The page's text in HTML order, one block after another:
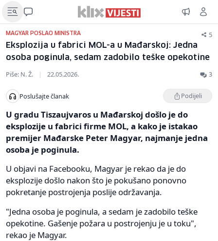
MAGYAR POSLAO MINISTRA 5
Eksplozija u fabrici MOL-a u Mađarskoj: Jedna
osoba poginula, sedam zadobilo teške opekotine
Piše: N. Ž. | 22.05.2026. 3
Poslušajte članak Podijeli
U gradu Tiszaujvaros u Mađarskoj došlo je do
eksplozije u fabrici firme MOL, a kako je istakao
premijer Mađarske Peter Magyar, najmanje jedna
osoba je poginula.
U objavi na Facebooku, Magyar je rekao da je do
eksplozije došlo nakon što je pokušano ponovno
pokretanje postrojenja poslije održavanja.
"Jedna osoba je poginula, a sedam je zadobilo teške
opekotine. Gašenje požara u postrojenju je u toku",
rekao je Magyar.